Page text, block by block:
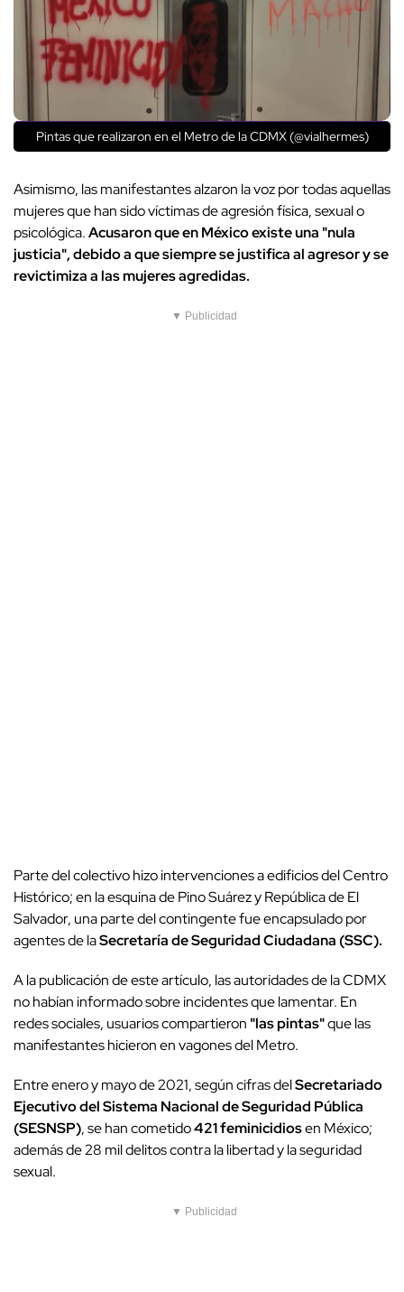
Pintas que realizaron en el Metro de la CDMX (@vialhermes)
Asimismo, las manifestantes alzaron la voz por todas aquellas
mujeres que han sido víctimas de agresión física, sexual o
psicológica.Acusaron que en México existe una "nula
justicia", debido a que siempre se justifica al agresor y se
revictimiza a las mujeres agredidas.
▼ Publicidad
Parte del colectivo hizo intervenciones a edificios del Centro
Histórico; en la esquina de Pino Suárez y República de El
Salvador, una parte del contingente fue encapsulado por
agentes de laSecretaría de Seguridad Ciudadana (SSC).
A la publicación de este artículo, las autoridades de la CDMX
no habían informado sobre incidentes que lamentar. En
redes sociales, usuarios compartieron "las pintas"que las
manifestantes hicieron en vagones del Metro.
Entre enero y mayo de 2021, según cifras delSecretariado
Ejecutivo del Sistema Nacional de Seguridad Pública
(SESNSP), se han cometido421 feminicidiosen México;
además de 28 mil delitos contra la libertad y la seguridad
sexual.
▼ Publicidad